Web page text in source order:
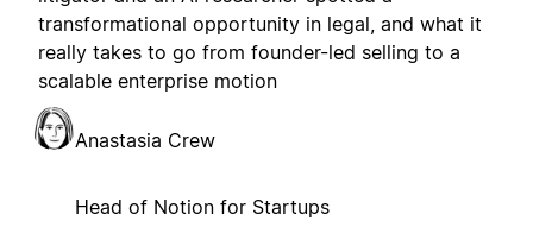
transformational opportunity in legal, and what it
really takes to go from founder-led selling to a
scalable enterprise motion
Anastasia Crew
Head of Notion for Startups